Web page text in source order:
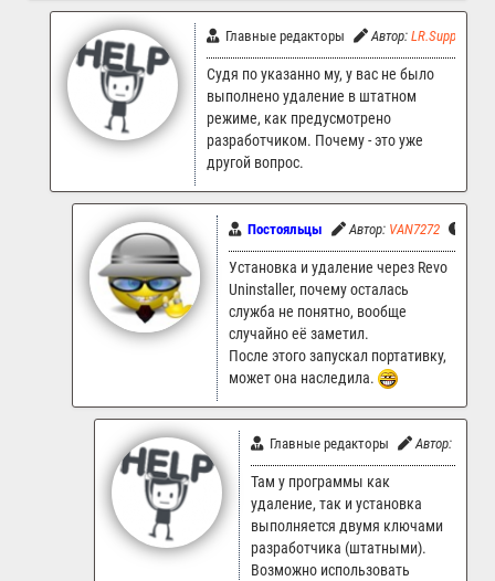
Главные редакторы Автор: LR.Support
Судя по указанно му, у вас не было
выполнено удаление в штатном
режиме, как предусмотрено
разработчиком. Почему - это уже
другой вопрос.
Постояльцы Автор: VAN7272
Установка и удаление через Revo
Uninstaller, почему осталась
служба не понятно, вообще
случайно её заметил.
После этого запускал портативку,
может она наследила.
Главные редакторы Автор:
Там у программы как
удаление, так и установка
выполняется двумя ключами
разработчика (штатными).
Возможно использовать